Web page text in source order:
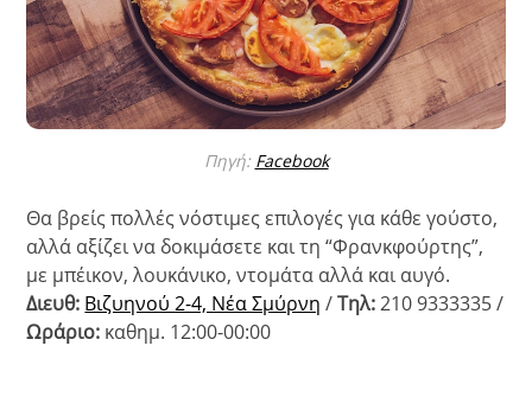
Πηγή: Facebook
Θα βρείς πολλές νόστιμες επιλογές για κάθε γούστο,
αλλά αξίζει να δοκιμάσετε και τη “Φρανκφούρτης”,
με μπέικον, λουκάνικο, ντομάτα αλλά και αυγό.
Διευθ: Βιζυηνού 2-4, Νέα Σμύρνη /Τηλ:210 9333335 /
Ωράριο: καθημ. 12:00-00:00